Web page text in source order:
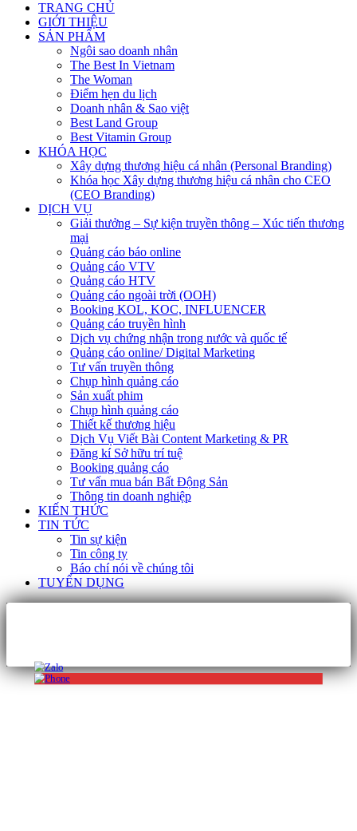
TRANG CHỦ
GIỚI THIỆU
SẢN PHẨM
Ngôi sao doanh nhân
The Best In Vietnam
The Woman
Điểm hẹn du lịch
Doanh nhân & Sao việt
Best Land Group
Best Vitamin Group
KHÓA HỌC
Xây dựng thương hiệu cá nhân (Personal Branding)
Khóa học Xây dựng thương hiệu cá nhân cho CEO
(CEO Branding)
DỊCH VỤ
Giải thưởng – Sự kiện truyền thông – Xúc tiến thương
mại
Quảng cáo báo online
Quảng cáo VTV
Quảng cáo HTV
Quảng cáo ngoài trời (OOH)
Booking KOL, KOC, INFLUENCER
Quảng cáo truyền hình
Dịch vụ chứng nhận trong nước và quốc tế
Quảng cáo online/ Digital Marketing
Tư vấn truyền thông
Chụp hình quảng cáo
Sản xuất phim
Chụp hình quảng cáo
Thiết kế thương hiệu
Dịch Vụ Viết Bài Content Marketing & PR
Đăng kí Sở hữu trí tuệ
Booking quảng cáo
Tư vấn mua bán Bất Động Sản
Thông tin doanh nghiệp
KIẾN THỨC
TIN TỨC
Tin sự kiện
Tin công ty
Báo chí nói về chúng tôi
TUYỂN DỤNG